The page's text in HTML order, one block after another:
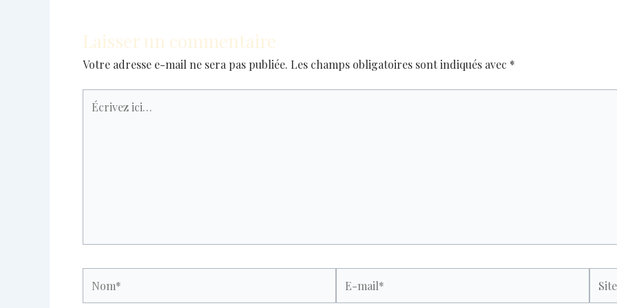
Laisser un commentaire
Votre adresse e-mail ne sera pas publiée. Les champs obligatoires sont indiqués avec *
Écrivez
ici…
mail*